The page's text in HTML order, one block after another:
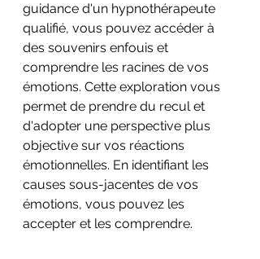
guidance d'un hypnothérapeute
qualifié, vous pouvez accéder à
des souvenirs enfouis et
comprendre les racines de vos
émotions. Cette exploration vous
permet de prendre du recul et
d'adopter une perspective plus
objective sur vos réactions
émotionnelles. En identifiant les
causes sous-jacentes de vos
émotions, vous pouvez les
accepter et les comprendre.